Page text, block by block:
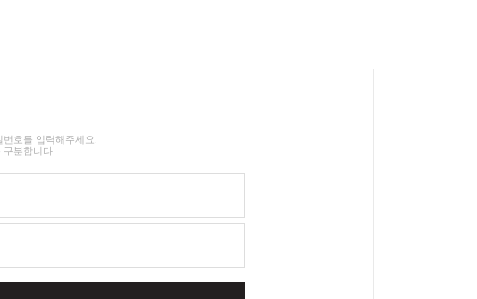
호를 입력해주세요.
분합니다.